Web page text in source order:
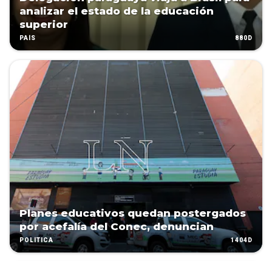
analizar el estado de la educación
superior
PAÍS 880D
Planes educativos quedan postergados
por acefalía del Conec, denuncian
POLÍTICA 1404D